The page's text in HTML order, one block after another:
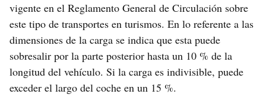
vigente en el Reglamento General de Circulación sobre
este tipo de transportes en turismos. En lo referente a las
dimensiones de la carga se indica que esta puede
sobresalir por la parte posterior hasta un 10 % de la
longitud del vehículo. Si la carga es indivisible, puede
exceder el largo del coche en un 15 %.